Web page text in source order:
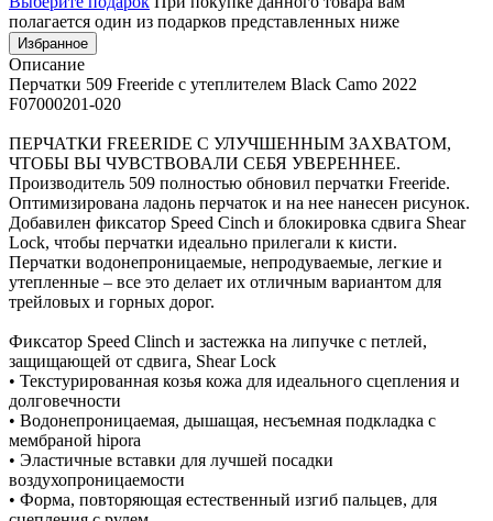
полагается один из подарков представленных ниже
Избранное
Описание
Перчатки 509 Freeride с утеплителем Black Camo 2022
F07000201-020
ПЕРЧАТКИ FREERIDE С УЛУЧШЕННЫМ ЗАХВАТОМ,
ЧТОБЫ ВЫ ЧУВСТВОВАЛИ СЕБЯ УВЕРЕННЕЕ.
Производитель 509 полностью обновил перчатки Freeride.
Оптимизирована ладонь перчаток и на нее нанесен рисунок.
Добавилен фиксатор Speed Cinch и блокировка сдвига Shear
Lock, чтобы перчатки идеально прилегали к кисти.
Перчатки водонепроницаемые, непродуваемые, легкие и
утепленные – все это делает их отличным вариантом для
трейловых и горных дорог.
Фиксатор Speed Clinch и застежка на липучке с петлей,
защищающей от сдвига, Shear Lock
• Текстурированная козья кожа для идеального сцепления и
долговечности
• Водонепроницаемая, дышащая, несъемная подкладка с
мембраной hipora
• Эластичные вставки для лучшей посадки
воздухопроницаемости
• Форма, повторяющая естественный изгиб пальцев, для